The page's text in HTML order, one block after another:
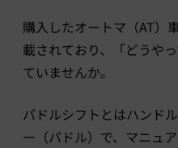
購入したオートマ（AT）
載されており、「どうや
ていませんか。
パドルシフトとはハンド
ー（パドル）で、マニュ